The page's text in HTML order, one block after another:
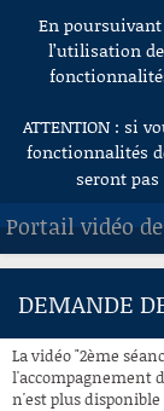
Aller au contenu
En
l’utilisation
ATTENTION : si
fonctionnalités
seront pas
Portail vidéo
ACCUEIL
À LA
DEMANDE
La vidéo "2ème
l'accompagnement
n'est plus